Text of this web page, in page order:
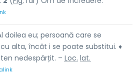
doilea eu; persoană care se
alta, încât i se poate substitui. ♦
nedespărțit. – Loc. lat.